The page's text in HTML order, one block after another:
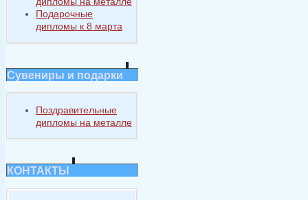
Подарочные
дипломы к 8 марта
Сувениры и подарки
Поздравительные
дипломы на металле
КОНТАКТЫ